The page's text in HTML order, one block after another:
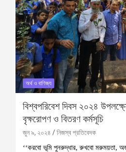
অর্থ ও বাণিজ্য
বিশ্বপরিবেশ দিবস ২০২৪
বৃক্ষরোপণ ও বিতরণ কর্মসূচি
জুন ৯, ২০২৪
নিজস্ব প্রতিবেদক
‘‘করবো ভূমি পুনরুদ্ধার, রুখবো মরুময়তা,